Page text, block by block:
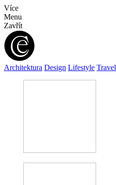
Více
Menu
Zavřít
Architektura Design Lifestyle Travel